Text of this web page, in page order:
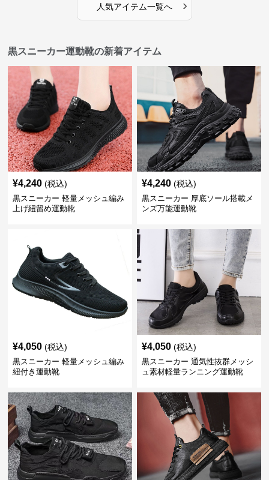
人気アイテム一覧へ ›
黒スニーカー運動靴の新着アイテム
¥4,240 (税込)
黒スニーカー 軽量メッシュ編み
上げ紐留め運動靴
¥4,240 (税込)
黒スニーカー 厚底ソール搭載メ
ンズ万能運動靴
¥4,050 (税込)
黒スニーカー 軽量メッシュ編み
紐付き運動靴
¥4,050 (税込)
黒スニーカー 通気性抜群メッシ
ュ素材軽量ランニング運動靴